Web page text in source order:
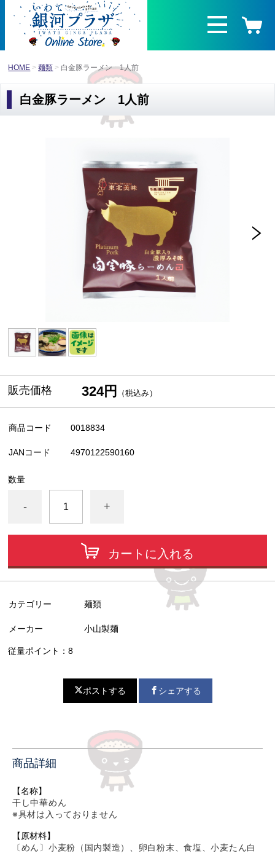
HOME 麺類 白金豚ラーメン 1人前
白金豚ラーメン 1人前
販売価格 324円 （税込み）
商品コード 0018834
JANコード 4970122590160
数量
- +
カートに入れる
カテゴリー 麺類
メーカー 小山製麺
従量ポイント：8
ポストする シェアする
商品詳細
【名称】
干し中華めん
※具材は入っておりません
【原材料】
〔めん〕小麦粉（国内製造）、卵白粉末、食塩、小麦たん白